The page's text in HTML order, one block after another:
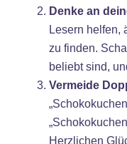
Denke an
Lesern helfen,
zu finden.
beliebt sind,
Vermeide
Herzlichen